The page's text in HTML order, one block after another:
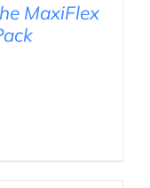
MaxiFlex